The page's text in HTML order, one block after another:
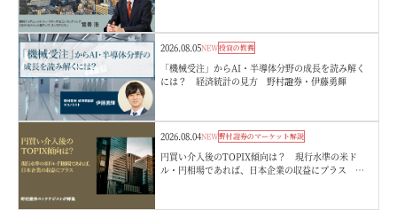
2026.08.05NEW投資の教養
「機械受注」からAI・半導体分野の成長を読み解く
には？ 経済統計の見方 野村證券・伊藤勇輝
2026.08.04NEW野村證券のマーケット解説
円買い介入後のTOPIX傾向は？ 現行水準の米ド
ル・円相場であれば、日本企業の収益にプラス 野